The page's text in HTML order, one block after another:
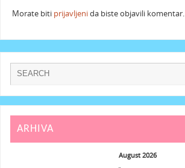
Morate biti prijavljenida biste objavili komentar.
ARHIVA
August 2026